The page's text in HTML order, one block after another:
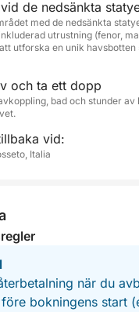
de nedsänkta
med de nedsänkta
utrustning (fenor,
utforska en unik
och ta ett dopp
bad och stunder av
vid:
Italia
när du
bokningens start